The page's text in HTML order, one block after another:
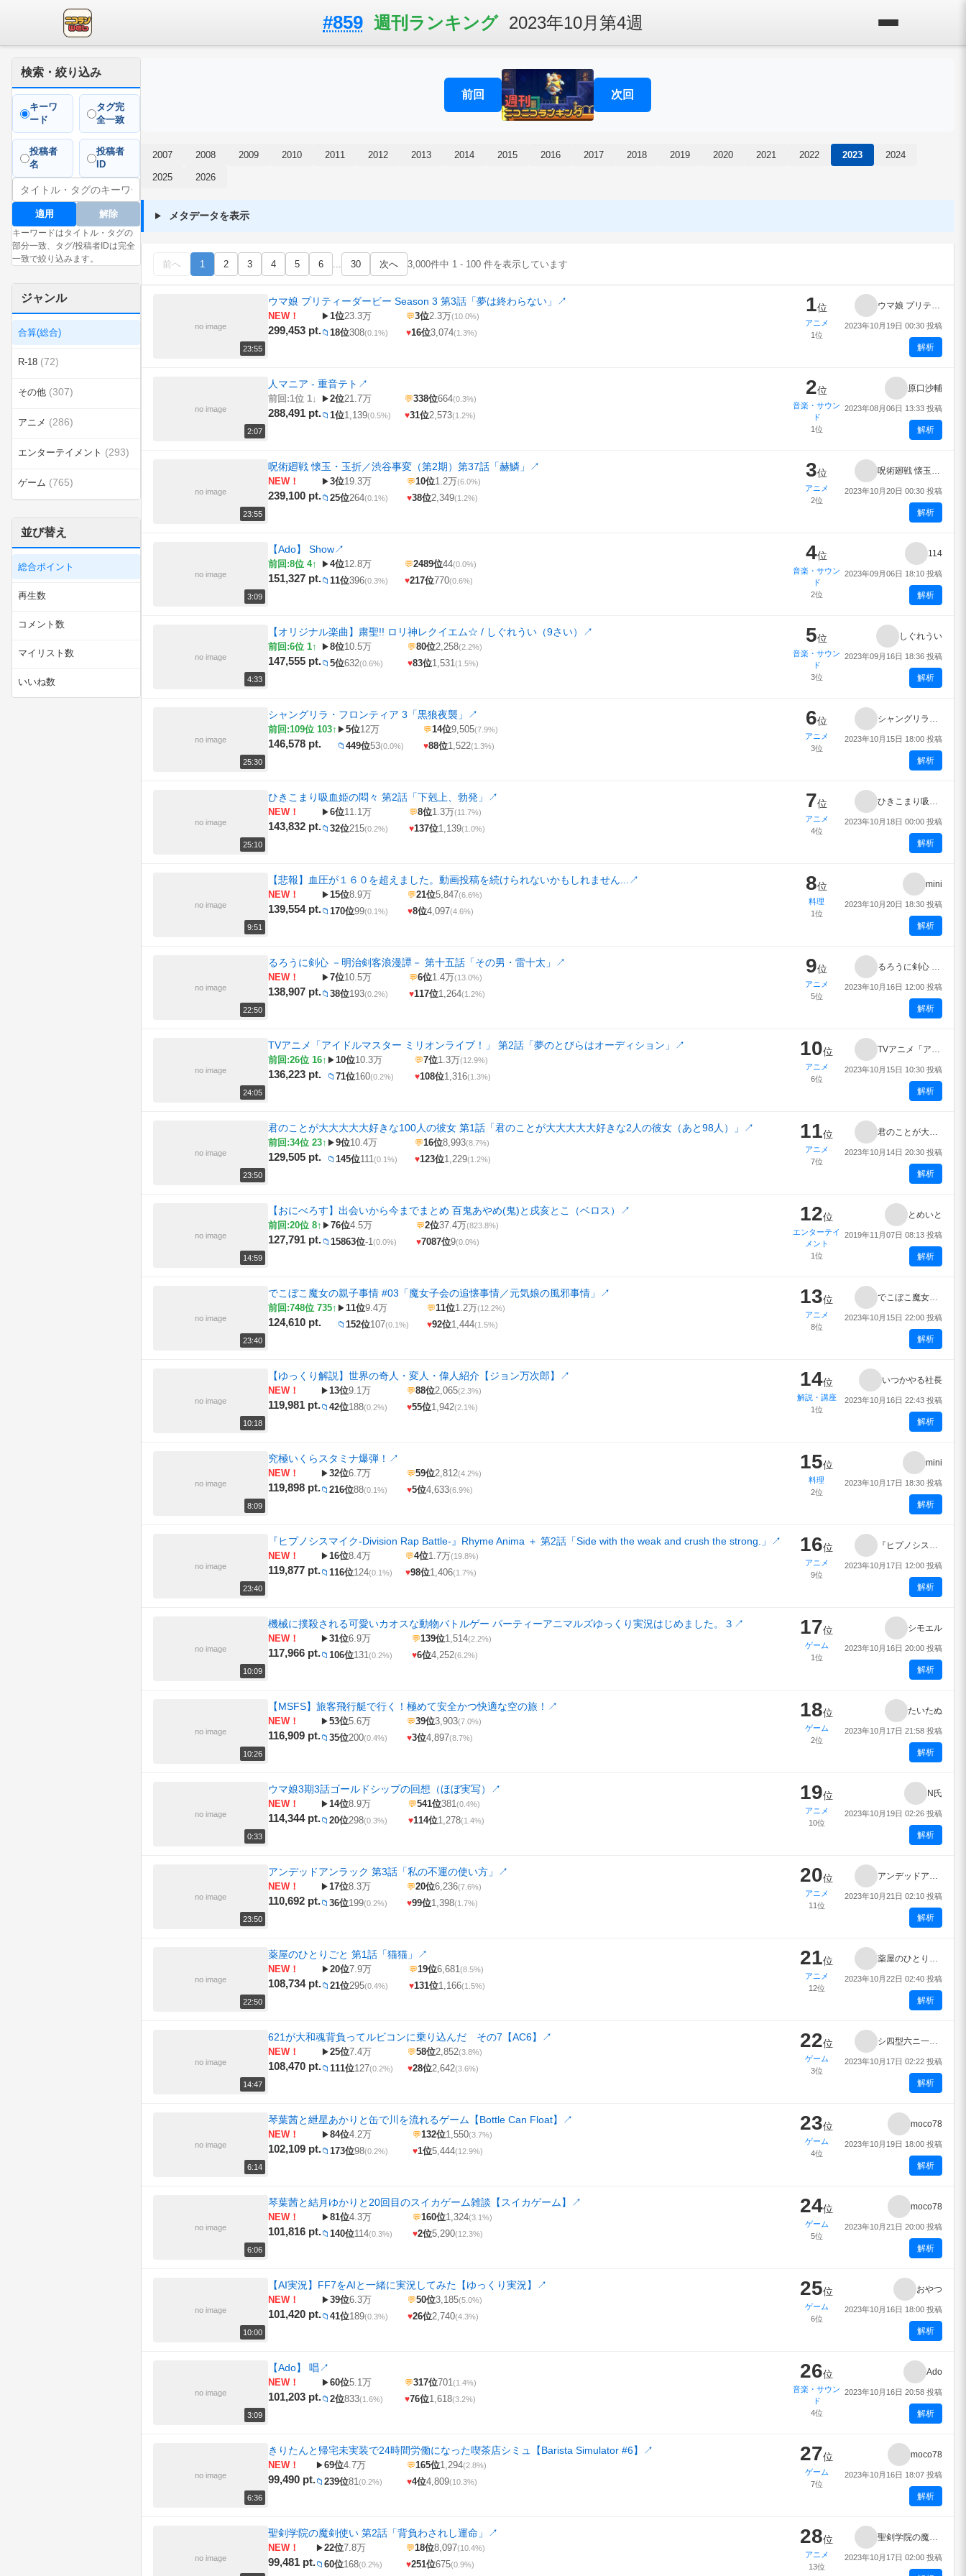
#859 週刊ランキング 2023年10月第4週
検索・絞り込み
キーワ
ード
タグ完
全一致
投稿者
名
投稿者
ID
適用 解除
キーワードはタイトル・タグの
部分一致、タグ/投稿者IDは完全
一致で絞り込みます。
ジャンル
合算(総合)
R-18 (72)
その他 (307)
アニメ (286)
エンターテイメント (293)
ゲーム (765)
ラジオ (12)
乗り物
並び替え
総合ポイント
再生数
コメント数
マイリスト数
いいね数
前回 次回
2007 2008 2009 2010 2011 2012 2013 2014 2015 2016 2017 2018 2019 2020 2021 2022 2023 2024
2025 2026
メタデータを表示
前へ 1 2 3 4 5 6 ... 30 次へ 3,000件中 1 - 100 件を表示しています
no image
23:55
ウマ娘 プリティーダービー Season 3 第3話「夢は終わらない」 ↗
NEW！
299,453 pt.
▶1位23.3万 💬3位2.3万(10.0%)
📁 18位308(0.1%) ♥16位3,074(1.3%)
1位
アニメ
1位
ウマ娘 プリティーダービー Season 3
2023年10月19日 00:30 投稿
解析
no image
2:07
人マニア - 重音テト ↗
前回:1位 1↓
288,491 pt.
▶2位21.7万 💬338位664(0.3%)
📁 1位1,139(0.5%) ♥31位2,573(1.2%)
2位
音楽・サウン
ド
1位
原口沙輔
2023年08月06日 13:33 投稿
解析
no image
23:55
呪術廻戦 懐玉・玉折／渋谷事変（第2期）第37話「赫鱗」 ↗
NEW！
239,100 pt.
▶3位19.3万 💬10位1.2万(6.0%)
📁 25位264(0.1%) ♥38位2,349(1.2%)
3位
アニメ
2位
呪術廻戦 懐玉・玉折／渋谷事変（第2期）
2023年10月20日 00:30 投稿
解析
no image
3:09
【Ado】 Show↗
前回:8位 4↑
151,327 pt.
▶4位12.8万 💬2489位44(0.0%)
📁 11位396(0.3%) ♥217位770(0.6%)
4位
音楽・サウン
ド
2位
114
2023年09月06日 18:10 投稿
解析
no image
4:33
【オリジナル楽曲】粛聖!! ロリ神レクイエム☆ / しぐれうい（9さい） ↗
前回:6位 1↑
147,555 pt.
▶8位10.5万 💬80位2,258(2.2%)
📁 5位632(0.6%) ♥83位1,531(1.5%)
5位
音楽・サウン
ド
3位
しぐれうい
2023年09月16日 18:36 投稿
解析
no image
25:30
シャングリラ・フロンティア 3「黒狼夜襲」 ↗
前回:109位 103↑
146,578 pt.
▶5位12万 💬14位9,505(7.9%)
📁 449位53(0.0%) ♥88位1,522(1.3%)
6位
アニメ
3位
シャングリラ・フロンティア
2023年10月15日 18:00 投稿
解析
no image
25:10
ひきこまり吸血姫の悶々 第2話「下剋上、勃発」 ↗
NEW！
143,832 pt.
▶6位11.1万 💬8位1.3万(11.7%)
📁 32位215(0.2%) ♥137位1,139(1.0%)
7位
アニメ
4位
ひきこまり吸血姫の悶々
2023年10月18日 00:00 投稿
解析
no image
9:51
【悲報】血圧が１６０を超えました。動画投稿を続けられないかもしれません... ↗
NEW！
139,554 pt.
▶15位8.9万 💬21位5,847(6.6%)
📁 170位99(0.1%) ♥8位4,097(4.6%)
8位
料理
1位
mini
2023年10月20日 18:30 投稿
解析
no image
22:50
るろうに剣心 －明治剣客浪漫譚－ 第十五話「その男・雷十太」 ↗
NEW！
138,907 pt.
▶7位10.5万 💬6位1.4万(13.0%)
📁 38位193(0.2%) ♥117位1,264(1.2%)
9位
アニメ
5位
るろうに剣心 ー明治剣客浪漫譚ー
2023年10月16日 12:00 投稿
解析
no image
24:05
TVアニメ「アイドルマスター ミリオンライブ！」 第2話「夢のとびらはオーディション」 ↗
前回:26位 16↑
136,223 pt.
▶10位10.3万 💬7位1.3万(12.9%)
📁 71位160(0.2%) ♥108位1,316(1.3%)
10位
アニメ
6位
TVアニメ「アイドルマスター ミリオンライブ！」
2023年10月15日 10:30 投稿
解析
no image
23:50
君のことが大大大大大好きな100人の彼女 第1話「君のことが大大大大大好きな2人の彼女（あと98人）」 ↗
前回:34位 23↑
129,505 pt.
▶9位10.4万 💬16位8,993(8.7%)
📁 145位111(0.1%) ♥123位1,229(1.2%)
11位
アニメ
7位
君のことが大大大大大好きな100人の彼女
2023年10月14日 20:30 投稿
解析
no image
14:59
【おにべろす】出会いから今までまとめ 百鬼あやめ(鬼)と戌亥とこ（ベロス） ↗
前回:20位 8↑
127,791 pt.
▶76位4.5万 💬2位37.4万(823.8%)
📁 15863位-1(0.0%) ♥7087位9(0.0%)
12位
エンターテイ
メント
1位
とめいと
2019年11月07日 08:13 投稿
解析
no image
23:40
でこぼこ魔女の親子事情 #03「魔女子会の追懐事情／元気娘の風邪事情」 ↗
前回:748位 735↑
124,610 pt.
▶11位9.4万 💬11位1.2万(12.2%)
📁 152位107(0.1%) ♥92位1,444(1.5%)
13位
アニメ
8位
でこぼこ魔女の親子事情
2023年10月15日 22:00 投稿
解析
no image
10:18
【ゆっくり解説】世界の奇人・変人・偉人紹介【ジョン万次郎】 ↗
NEW！
119,981 pt.
▶13位9.1万 💬88位2,065(2.3%)
📁 42位188(0.2%) ♥55位1,942(2.1%)
14位
解説・講座
1位
いつかやる社長
2023年10月16日 22:43 投稿
解析
no image
8:09
究極いくらスタミナ爆弾！ ↗
NEW！
119,898 pt.
▶32位6.7万 💬59位2,812(4.2%)
📁 216位88(0.1%) ♥5位4,633(6.9%)
15位
料理
2位
mini
2023年10月17日 18:30 投稿
解析
no image
23:40
『ヒプノシスマイク-Division Rap Battle-』Rhyme Anima ＋ 第2話「Side with the weak and crush the strong.」 ↗
NEW！
119,877 pt.
▶16位8.4万 💬4位1.7万(19.8%)
📁 116位124(0.1%) ♥98位1,406(1.7%)
16位
アニメ
9位
『ヒプノシスマイク-Division Rap Battle-』Rhyme Anima ＋
2023年10月17日 12:00 投稿
解析
no image
10:09
機械に撲殺される可愛いカオスな動物バトルゲー パーティーアニマルズゆっくり実況はじめました。３ ↗
NEW！
117,966 pt.
▶31位6.9万 💬139位1,514(2.2%)
📁 106位131(0.2%) ♥6位4,252(6.2%)
17位
ゲーム
1位
シモエル
2023年10月16日 20:00 投稿
解析
no image
10:26
【MSFS】旅客飛行艇で行く！極めて安全かつ快適な空の旅！ ↗
NEW！
116,909 pt.
▶53位5.6万 💬39位3,903(7.0%)
📁 35位200(0.4%) ♥3位4,897(8.7%)
18位
ゲーム
2位
たいたぬ
2023年10月17日 21:58 投稿
解析
no image
0:33
ウマ娘3期3話ゴールドシップの回想（ほぼ実写） ↗
NEW！
114,344 pt.
▶14位8.9万 💬541位381(0.4%)
📁 20位298(0.3%) ♥114位1,278(1.4%)
19位
アニメ
10位
N氏
2023年10月19日 02:26 投稿
解析
no image
23:50
アンデッドアンラック 第3話「私の不運の使い方」 ↗
NEW！
110,692 pt.
▶17位8.3万 💬20位6,236(7.6%)
📁 36位199(0.2%) ♥99位1,398(1.7%)
20位
アニメ
11位
アンデッドアンラック
2023年10月21日 02:10 投稿
解析
no image
22:50
薬屋のひとりごと 第1話「猫猫」 ↗
NEW！
108,734 pt.
▶20位7.9万 💬19位6,681(8.5%)
📁 21位295(0.4%) ♥131位1,166(1.5%)
21位
アニメ
12位
薬屋のひとりごと
2023年10月22日 02:40 投稿
解析
no image
14:47
621が大和魂背負ってルビコンに乗り込んだ その7【AC6】 ↗
NEW！
108,470 pt.
▶25位7.4万 💬58位2,852(3.8%)
📁 111位127(0.2%) ♥28位2,642(3.6%)
22位
ゲーム
3位
シ四型六ニ一号強化人間
2023年10月17日 02:22 投稿
解析
no image
6:14
琴葉茜と紲星あかりと缶で川を流れるゲーム【Bottle Can Float】 ↗
NEW！
102,109 pt.
▶84位4.2万 💬132位1,550(3.7%)
📁 173位98(0.2%) ♥1位5,444(12.9%)
23位
ゲーム
4位
moco78
2023年10月19日 18:00 投稿
解析
no image
6:06
琴葉茜と結月ゆかりと20回目のスイカゲーム雑談【スイカゲーム】 ↗
NEW！
101,816 pt.
▶81位4.3万 💬160位1,324(3.1%)
📁 140位114(0.3%) ♥2位5,290(12.3%)
24位
ゲーム
5位
moco78
2023年10月21日 20:00 投稿
解析
no image
10:00
【AI実況】FF7をAIと一緒に実況してみた【ゆっくり実況】 ↗
NEW！
101,420 pt.
▶39位6.3万 💬50位3,185(5.0%)
📁 41位189(0.3%) ♥26位2,740(4.3%)
25位
ゲーム
6位
おやつ
2023年10月16日 18:00 投稿
解析
no image
3:09
【Ado】 唱↗
NEW！
101,203 pt.
▶60位5.1万 💬317位701(1.4%)
📁 2位833(1.6%) ♥76位1,618(3.2%)
26位
音楽・サウン
ド
4位
Ado
2023年10月16日 20:58 投稿
解析
no image
6:36
きりたんと帰宅未実装で24時間労働になった喫茶店シミュ【Barista Simulator #6】 ↗
NEW！
99,490 pt.
▶69位4.7万 💬165位1,294(2.8%)
📁 239位81(0.2%) ♥4位4,809(10.3%)
27位
ゲーム
7位
moco78
2023年10月16日 18:07 投稿
解析
no image
聖剣学院の魔剣使い 第2話「背負わされし運命」 ↗
NEW！
99,481 pt.
▶22位7.8万 💬18位8,097(10.4%)
📁 60位168(0.2%) ♥251位675(0.9%)
28位
アニメ
13位
聖剣学院の魔剣使い
2023年10月17日 02:00 投稿